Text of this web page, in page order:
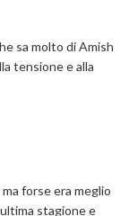
sa molto di Amish
tensione e alla
forse era meglio
stagione e